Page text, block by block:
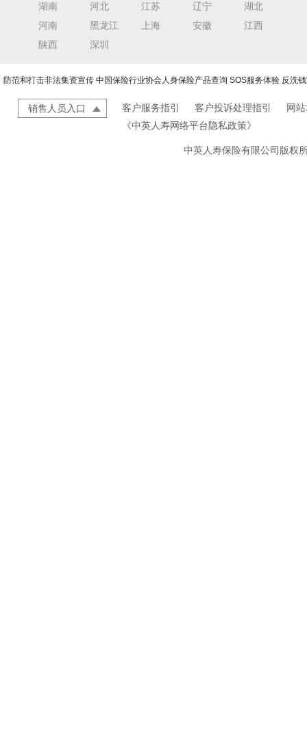
湖南
河北 江苏 辽宁
湖北
河南
黑龙江 上海 安徽
江西
陕西
深圳
防范和打击非法集资宣传 中国保险行业协会人身保险产品查询 SOS服务体验 反洗
销售人员入口 客户服务指引 客户投诉处理指引
网
《中英人寿网络平台隐私政策》
中英人寿保险有限公司版权